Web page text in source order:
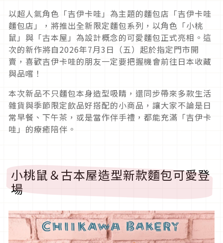
以超人氣角色「吉伊卡哇」為主題的麵包店「吉伊卡哇
麵包店」，將推出全新限定麵包系列，以角色「小桃
鼠」與「古本屋」為設計概念的可愛麵包正式亮相。這
次的新作將自2026年7月3日（五）起於指定門市開
賣，喜歡吉伊卡哇的朋友一定要把握機會前往日本收藏
與品嚐！
本次新品不只麵包本身造型吸睛，還同步帶來多款生活
雜貨與季節限定飲品好搭配的小商品，讓大家不論是日
常早餐、下午茶，或是當作伴手禮，都能充滿「吉伊卡
哇」的療癒陪伴。
小桃鼠＆古本屋造型新款麵包可愛登
場